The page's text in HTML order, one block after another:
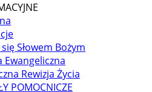
Słowem Bożym
Ewangeliczna
Rewizja Życia
POMOCNICZE